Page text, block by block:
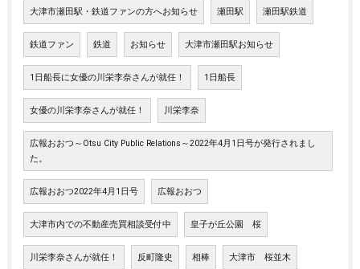
大津市瀬田駅・鉄道ファンの方へお知らせ 瀬田駅 瀬田駅鉄道
鉄道ファン 鉄道 お知らせ 大津市瀬田駅お知らせ
1日船長に女優の川栄李奈さんが就任！ 1日船長
女優の川栄李奈さんが就任！ 川栄李奈
広報おおつ～Otsu City Public Relations～2022年4月1日号が発行されまし
た。
広報おおつ2022年4月1日号 広報おおつ
大津市内での不動産売買相談受付中 皇子が丘公園 桜
川栄李奈さんが就任！ 反町隆史 相棒 大津市 桜並木